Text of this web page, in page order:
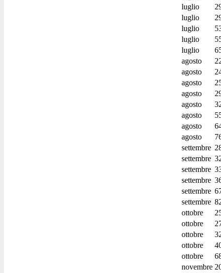
luglio
luglio
luglio
luglio
luglio
agosto
agosto
agosto
agosto
agosto
agosto
agosto
agosto
settembre
settembre
settembre
settembre
settembre
settembre
ottobre
ottobre
ottobre
ottobre
ottobre
novembre